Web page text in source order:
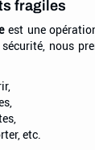
fragiles
est une
nous
etc.